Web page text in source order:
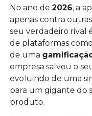
No ano de 2026, a
apenas contra
seu verdadeiro rival
de plataformas
de uma
empresa salvou o
evoluindo de uma
para um gigante do
produto.